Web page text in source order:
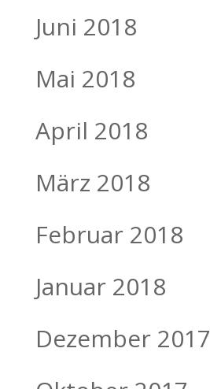
Juni 2018
Mai 2018
April 2018
März 2018
Februar 2018
Januar 2018
Dezember 2017